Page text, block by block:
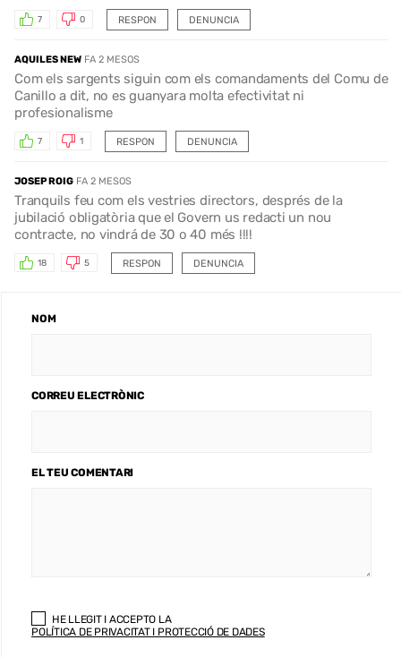
RESPON
7 0 DENUNCIA
AQUILES NEW FA 2 MESOS
Com els sargents siguin com els comandaments del Comu de
Canillo a dit, no es guanyara molta efectivitat ni
profesionalisme
RESPON
7 1 DENUNCIA
JOSEP ROIG FA 2 MESOS
Tranquils feu com els vestries directors, després de la
jubilació obligatòria que el Govern us redacti un nou
contracte, no vindrá de 30 o 40 més !!!!
RESPON
18 5 DENUNCIA
NOM
CORREU ELECTRÒNIC
EL TEU COMENTARI
HE LLEGIT I ACCEPTO LA
POLÍTICA DE PRIVACITAT I PROTECCIÓ DE DADES